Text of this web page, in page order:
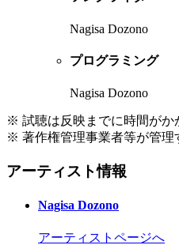
Nagisa Dozono
プログラミング
Nagisa Dozono
※ 試聴は反映までに時間がか
※ 著作権管理事業者等が管理
アーティスト情報
Nagisa Dozono
アーティストページへ